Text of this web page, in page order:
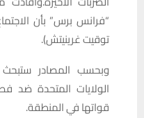
توقيت غرينيتش).
وبحسب المصادر
الولايات المتحدة ضد
قواتها في المنطقة.